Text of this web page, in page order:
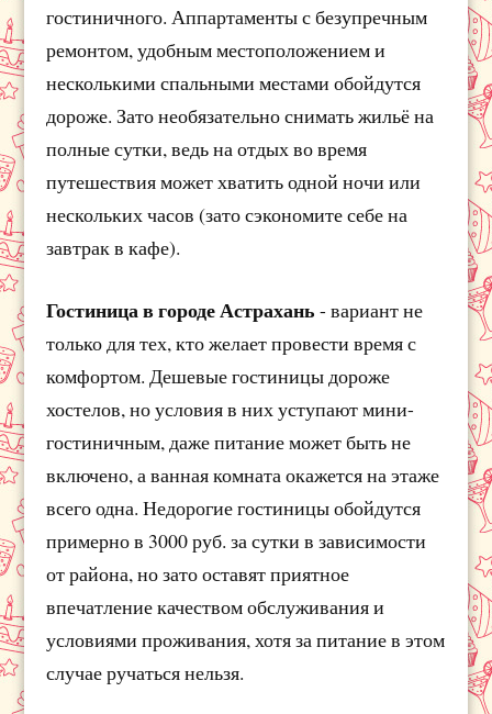
гостиничного. Аппартаменты с безупречным
ремонтом, удобным местоположением и
несколькими спальными местами обойдутся
дороже. Зато необязательно снимать жильё на
полные сутки, ведь на отдых во время
путешествия может хватить одной ночи или
нескольких часов (зато сэкономите себе на
завтрак в кафе).
Гостиница в городе Астрахань - вариант не
только для тех, кто желает провести время с
комфортом. Дешевые гостиницы дороже
хостелов, но условия в них уступают мини-
гостиничным, даже питание может быть не
включено, а ванная комната окажется на этаже
всего одна. Недорогие гостиницы обойдутся
примерно в 3000 руб. за сутки в зависимости
от района, но зато оставят приятное
впечатление качеством обслуживания и
условиями проживания, хотя за питание в этом
случае ручаться нельзя.